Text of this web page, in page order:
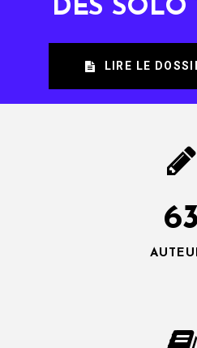
DES SOLO
LIRE LE
63